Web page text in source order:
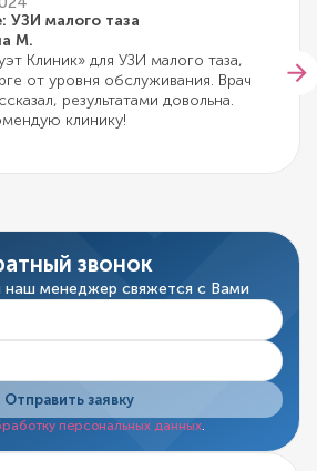
УЗИ малого таза
М.
Клиник» для УЗИ малого таза,
от уровня обслуживания. Врач
результатами довольна.
клинику!
звонок
наш менеджер свяжется с Вами
Отправить заявку
персональных данных.